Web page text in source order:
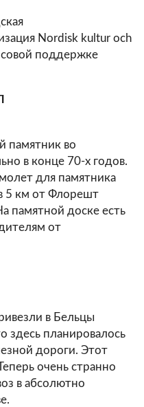
Nordisk kultur och
поддержке
памятник во
в конце 70-х годов.
для памятника
5 км от Флорешт
памятной доске есть
от
в Бельцы
здесь планировалось
дороги. Этот
очень странно
в абсолютно